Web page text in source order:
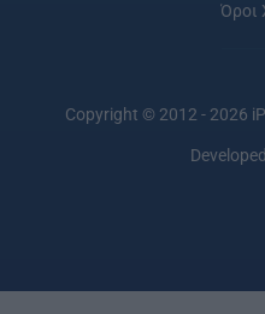
Όροι
Copyright © 2012 - 2026